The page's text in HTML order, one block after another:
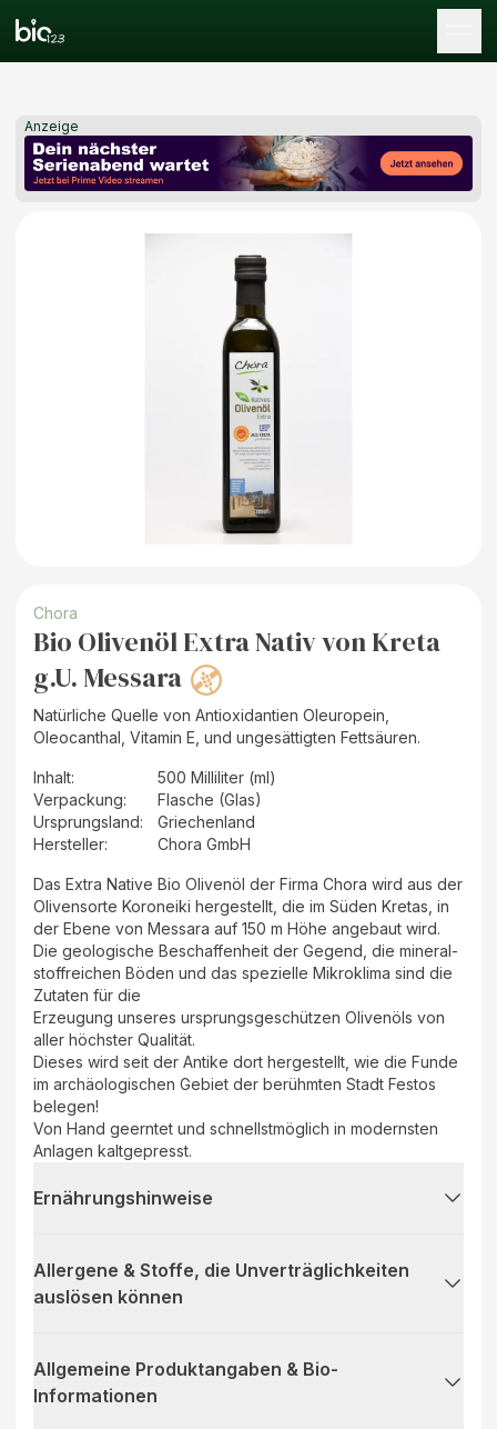
Anzeige
Chora
Bio Olivenöl Extra Nativ von Kreta
g.U. Messara
Natürliche Quelle von Antioxidantien Oleuropein,
Oleocanthal, Vitamin E, und ungesättigten Fettsäuren.
Inhalt:
500 Milliliter (ml)
Verpackung:
Flasche (Glas)
Ursprungsland:
Griechenland
Hersteller: Chora GmbH
Das Extra Native Bio Olivenöl der Firma Chora wird aus der
Olivensorte Koroneiki hergestellt, die im Süden Kretas, in
der Ebene von Messara auf 150 m Höhe angebaut wird.
Die geologische Beschaffenheit der Gegend, die mineral-
stoffreichen Böden und das spezielle Mikroklima sind die
Zutaten für die
Erzeugung unseres ursprungsgeschützen Olivenöls von
aller höchster Qualität.
Dieses wird seit der Antike dort hergestellt, wie die Funde
im archäologischen Gebiet der berühmten Stadt Festos
belegen!
Von Hand geerntet und schnellstmöglich in modernsten
Anlagen kaltgepresst.
Ernährungshinweise
Allergene & Stoffe, die Unverträglichkeiten
auslösen können
Allgemeine Produktangaben & Bio-
Informationen